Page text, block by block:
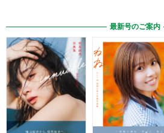
最新号のご案内